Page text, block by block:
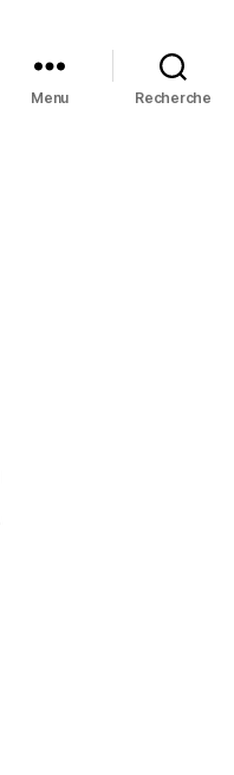
Menu Recherche